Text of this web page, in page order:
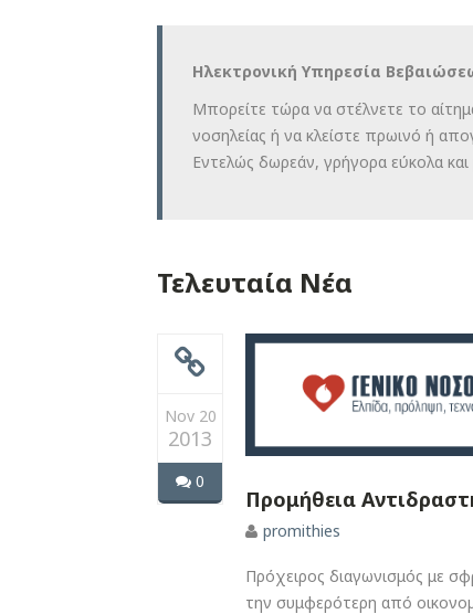
Ηλεκτρονική Υπηρεσία
Μπορείτε τώρα να στέλνετε το
νοσηλείας ή να κλείστε πρωινό ή
Εντελώς δωρεάν, γρήγορα εύκολα και
Τελευταία Νέα
Nov 20
2013
0
Προμήθεια
promithies
Πρόχειρος διαγωνισμός με
την συμφερότερη από